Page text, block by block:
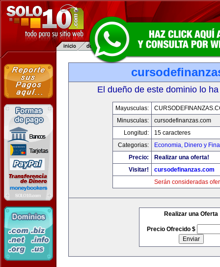
El dueño de este dominio lo
Mayusculas:
Minusculas:
cursodefinanzas.com
Longitud:
15 caracteres
Categorias:
Economia, Dinero y
Precio:
Realizar una oferta!
Visitar!
cursodefinanzas.com
Serán consideradas
Realizar una Oferta
Precio Ofrecido $